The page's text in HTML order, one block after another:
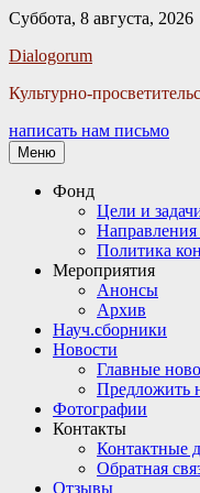
Суббота, 8 августа, 2026
Dialogorum
Культурно-
написать нам письмо
Меню
Основное
Фонд
Цели и
Политика
Мероприятия
Анонсы
Архив
Науч.сборники
Новости
Главные
Предложить
Фотографии
Контакты
Контактные
Обратная
Отзывы